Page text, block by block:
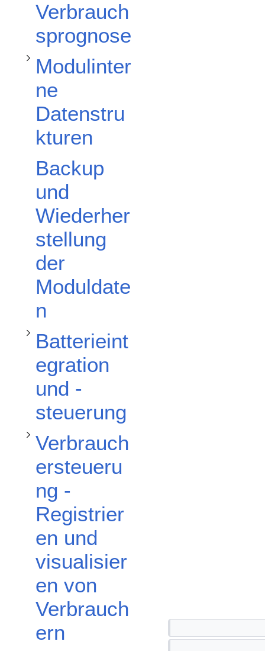
Verbrauch
sprognose
Modulinter
ne
Datenstru
kturen
Backup
und
Wiederher
stellung
der
Moduldate
n
Batterieint
egration
und -
steuerung
Unterabschnitt Batterieintegration und -steuerung umschalten
Verbrauch
ersteueru
ng -
Registrier
en und
visualisier
en von
Verbrauch
ern
Unterabschnitt Verbrauchersteuerung - Registrieren und visualisieren von Verbrauchern umschalten